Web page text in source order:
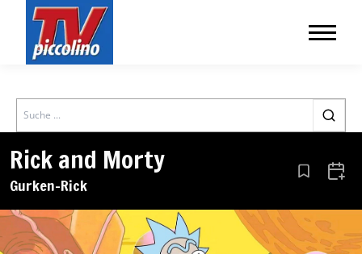
Search
Rick and Morty
Gurken-Rick Aus den